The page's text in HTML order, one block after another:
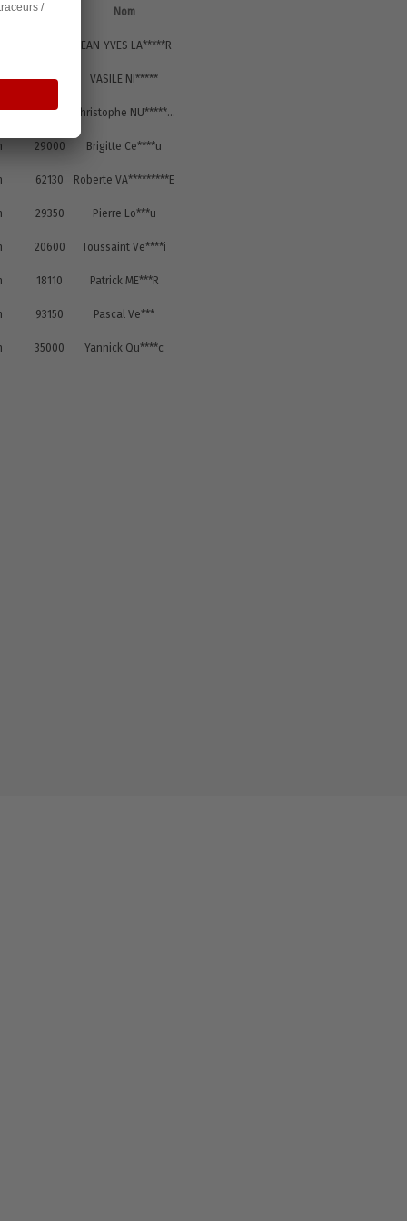
postal
Nom
JEAN-YVES LA*****R
78370 VASILE NI*****
64320 Christophe NU*******R
29000 Brigitte Ce****u
62130 Roberte VA*********E
29350 Pierre Lo***u
20600 Toussaint Ve****i
18110 Patrick ME***R
93150 Pascal Ve***
35000 Yannick Qu****c